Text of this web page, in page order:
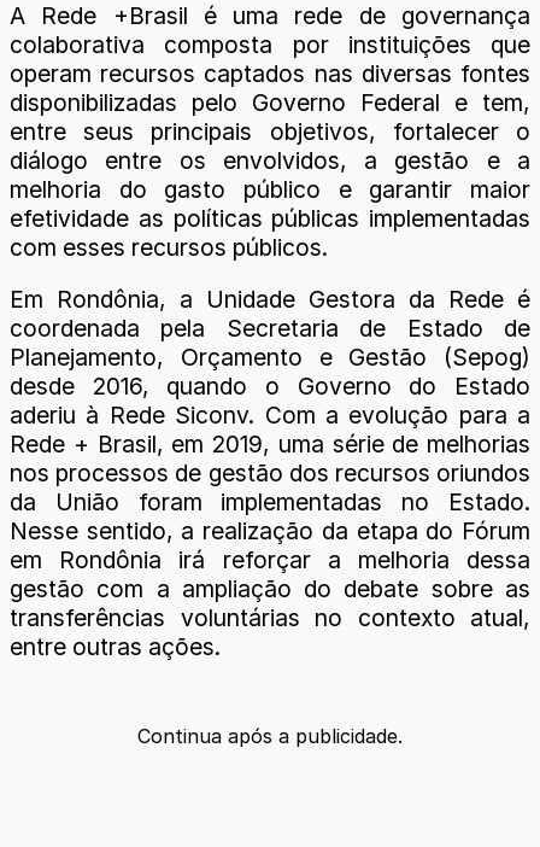
A Rede +Brasil é uma rede de governança
colaborativa composta por instituições que
operam recursos captados nas diversas fontes
disponibilizadas pelo Governo Federal e tem,
entre seus principais objetivos, fortalecer o
diálogo entre os envolvidos, a gestão e a
melhoria do gasto público e garantir maior
efetividade as políticas públicas implementadas
com esses recursos públicos.
Em Rondônia, a Unidade Gestora da Rede é
coordenada pela Secretaria de Estado de
Planejamento, Orçamento e Gestão (Sepog)
desde 2016, quando o Governo do Estado
aderiu à Rede Siconv. Com a evolução para a
Rede + Brasil, em 2019, uma série de melhorias
nos processos de gestão dos recursos oriundos
da União foram implementadas no Estado.
Nesse sentido, a realização da etapa do Fórum
em Rondônia irá reforçar a melhoria dessa
gestão com a ampliação do debate sobre as
transferências voluntárias no contexto atual,
entre outras ações.
Continua após a publicidade.